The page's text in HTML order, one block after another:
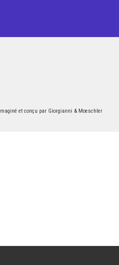
Imaginé et conçu par Giorgianni & Moeschler